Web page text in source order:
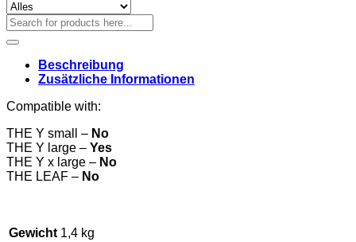
Suchen
nach:
Beschreibung
Zusätzliche Informationen
Compatible with:
THE Y small – No
THE Y large – Yes
THE Y x large – No
THE LEAF – No
Gewicht 1,4 kg